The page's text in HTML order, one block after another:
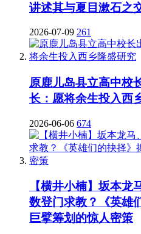
讲述其与夏目漱石之
2026-07-09 261
原鹿儿岛县立高中校
长：愿将余生投入西
2026-06-06 674
【横井小楠】坂本
数登门求教？《英雄
巨擘筹划的惊人密策